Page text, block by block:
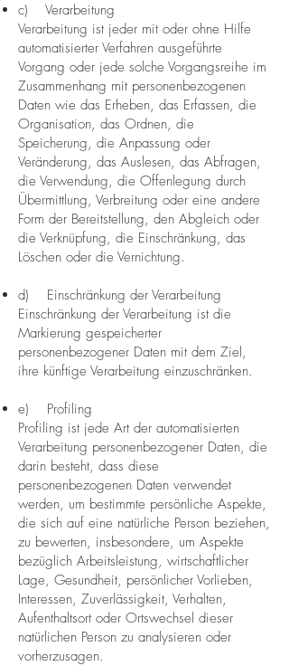
c) Verarbeitung
Verarbeitung ist jeder mit oder ohne Hilfe
automatisierter Verfahren ausgeführte
Vorgang oder jede solche Vorgangsreihe im
Zusammenhang mit personenbezogenen
Daten wie das Erheben, das Erfassen, die
Organisation, das Ordnen, die
Speicherung, die Anpassung oder
Veränderung, das Auslesen, das Abfragen,
die Verwendung, die Offenlegung durch
Übermittlung, Verbreitung oder eine andere
Form der Bereitstellung, den Abgleich oder
die Verknüpfung, die Einschränkung, das
Löschen oder die Vernichtung.
d) Einschränkung der Verarbeitung
Einschränkung der Verarbeitung ist die
Markierung gespeicherter
personenbezogener Daten mit dem Ziel,
ihre künftige Verarbeitung einzuschränken.
e) Profiling
Profiling ist jede Art der automatisierten
Verarbeitung personenbezogener Daten, die
darin besteht, dass diese
personenbezogenen Daten verwendet
werden, um bestimmte persönliche Aspekte,
die sich auf eine natürliche Person beziehen,
zu bewerten, insbesondere, um Aspekte
bezüglich Arbeitsleistung, wirtschaftlicher
Lage, Gesundheit, persönlicher Vorlieben,
Interessen, Zuverlässigkeit, Verhalten,
Aufenthaltsort oder Ortswechsel dieser
natürlichen Person zu analysieren oder
vorherzusagen.